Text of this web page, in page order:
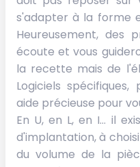
s'adapter à la forme
Heureusement, des
écoute et vous
la recette mais de
Logiciels
aide précieuse pour
En U, en L, en I… il
d'implantation, à
du volume de la